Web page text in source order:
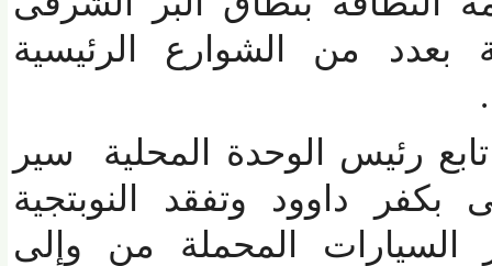
بعدد من الشوارع الرئيسية
رئيس الوحدة المحلية سير
داوود وتفقد النوبتجية
المحملة من وإلى